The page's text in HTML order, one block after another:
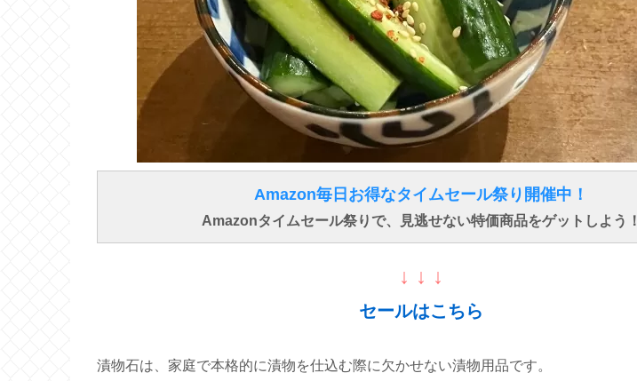
Amazon毎日お得なタイムセール祭り開催中！
Amazonタイムセール祭りで、見逃せない特価商品をゲットしよう！
↓ ↓ ↓
セールはこちら
漬物石は、家庭で本格的に漬物を仕込む際に欠かせない漬物用品です。